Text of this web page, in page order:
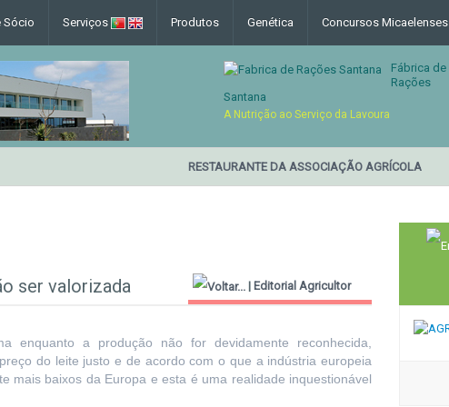
Sócio Serviços Produtos Genética Concursos Micaelenses
Fábrica de
Rações
Santana
A Nutrição ao Serviço da Lavoura
RESTAURANTE DA ASSOCIAÇÃO AGRÍCOLA
ser valorizada | Editorial Agricultor
a produção não for devidamente reconhecida,
do leite justo e de acordo com o que a indústria europeia
mais baixos da Europa e esta é uma realidade inquestionável